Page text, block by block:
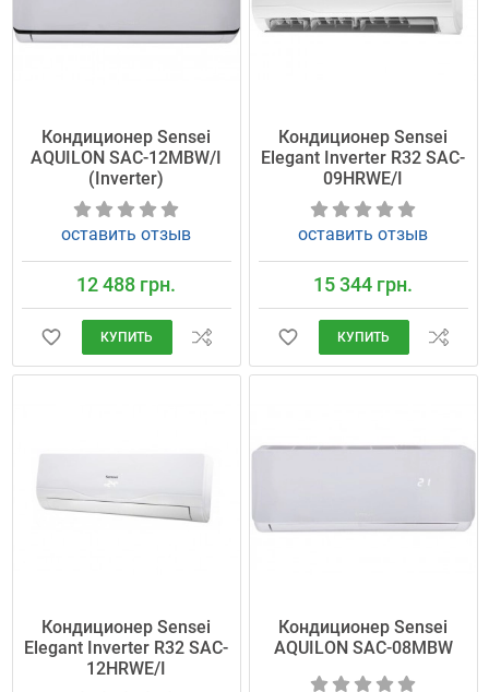
Кондиционер Sensei
AQUILON SAC-12MBW/I
(Inverter)
оставить отзыв
12 488 грн.
КУПИТЬ
Кондиционер Sensei
Elegant Inverter R32 SAC-
09HRWE/I
оставить отзыв
15 344 грн.
КУПИТЬ
Кондиционер Sensei
Elegant Inverter R32 SAC-
12HRWE/I
Кондиционер Sensei
AQUILON SAC-08MBW